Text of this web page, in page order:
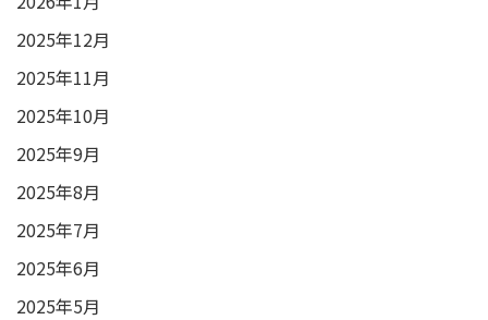
2025年12月
2025年11月
2025年10月
2025年9月
2025年8月
2025年7月
2025年6月
2025年5月